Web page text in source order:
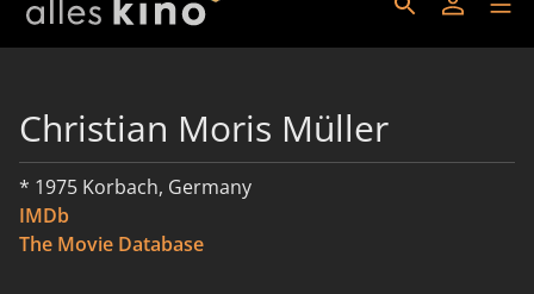
Christian Moris Müller
* 1975 Korbach, Germany
IMDb
The Movie Database